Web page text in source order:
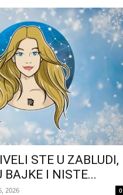
STE U ZABLUDI,
BAJKE I NISTE...
2026 0